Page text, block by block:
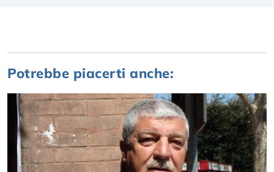
Potrebbe piacerti anche: